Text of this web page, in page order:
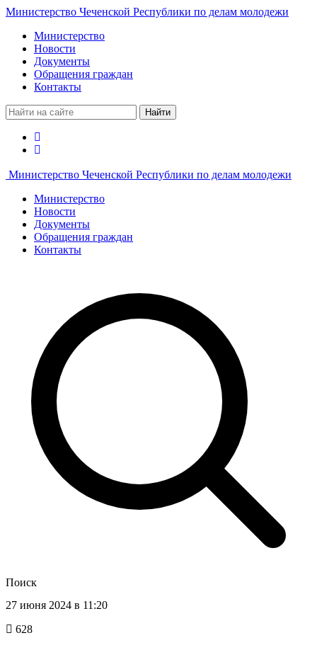
Министерство Чеченской Республики по делам молодежи
Министерство
Новости
Документы
Обращения граждан
Контакты
Найти
Министерство Чеченской Республики по делам молодежи
Министерство
Новости
Документы
Обращения граждан
Контакты
Поиск
27 июня 2024 в 11:20
628